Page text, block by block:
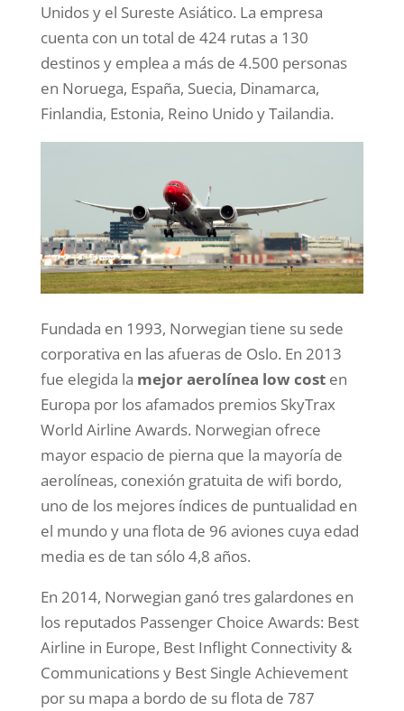
Unidos y el Sureste Asiático. La empresa
cuenta con un total de 424 rutas a 130
destinos y emplea a más de 4.500 personas
en Noruega, España, Suecia, Dinamarca,
Finlandia, Estonia, Reino Unido y Tailandia.
Fundada en 1993, Norwegian tiene su sede
corporativa en las afueras de Oslo. En 2013
fue elegida la mejor aerolínea low costen
Europa por los afamados premios SkyTrax
World Airline Awards. Norwegian ofrece
mayor espacio de pierna que la mayoría de
aerolíneas, conexión gratuita de wifi bordo,
uno de los mejores índices de puntualidad en
el mundo y una flota de 96 aviones cuya edad
media es de tan sólo 4,8 años.
En 2014, Norwegian ganó tres galardones en
los reputados Passenger Choice Awards: Best
Airline in Europe, Best Inflight Connectivity &
Communications y Best Single Achievement
por su mapa a bordo de su flota de 787